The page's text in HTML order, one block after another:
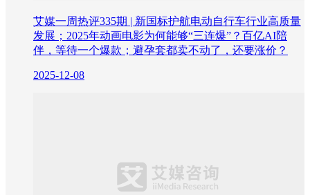
艾媒一周热评335期 | 新国标护航电动自行车行业高质量
发展；2025年动画电影为何能够“三连爆”？百亿AI陪
伴，等待一个爆款；避孕套都卖不动了，还要涨价？
2025-12-08